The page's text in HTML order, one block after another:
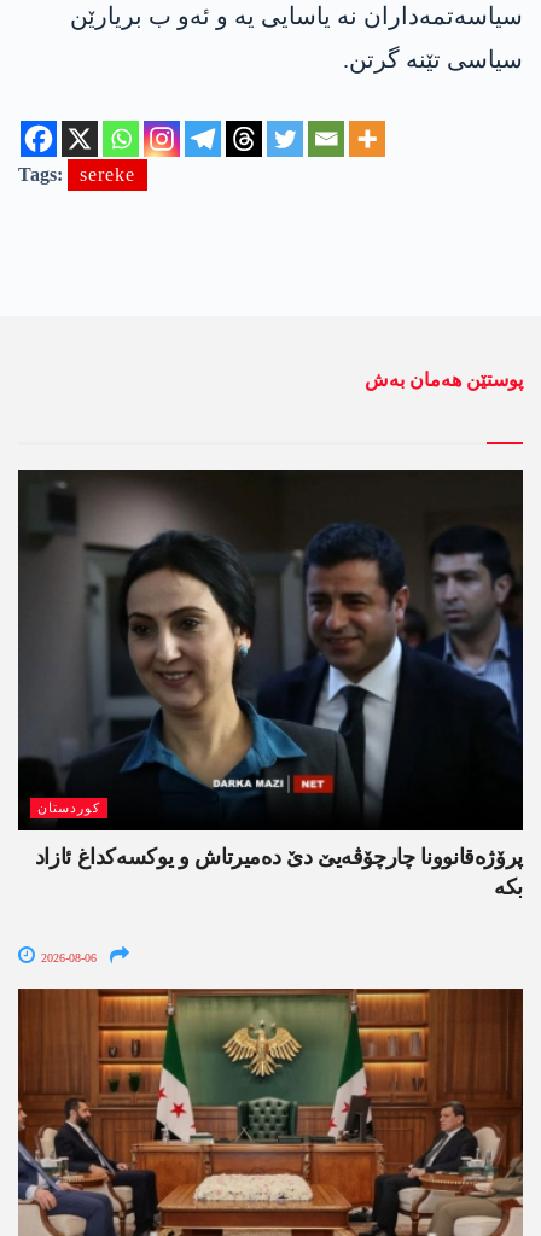
سیاسەتمەداران نە یاسایی یه‌ و ئەو ب بریارێن
سیاسی تێنە گرتن.
Tags: sereke
پوستێن ھەمان بەش
کوردستان
پرۆژەقانوونا چارچۆڤەیێ دێ دەمیرتاش و یوکسەکداغ ئازاد
بکە
2026-08-06